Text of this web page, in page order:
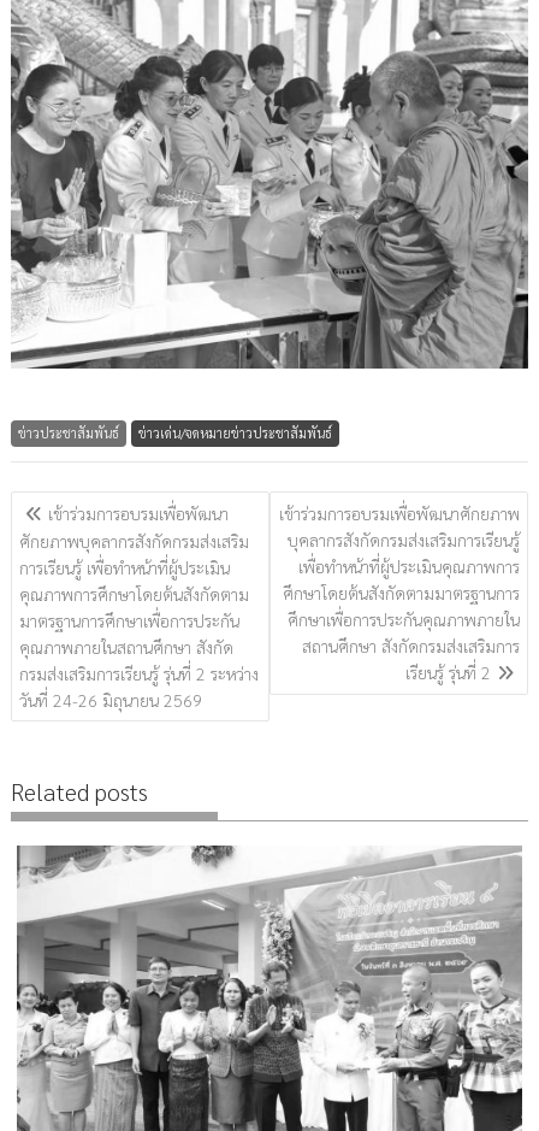
ข่าวประชาสัมพันธ์ ข่าวเด่น/จดหมายข่าวประชาสัมพันธ์
แนะแนว
เรื่อง
เข้าร่วมการอบรมเพื่อพัฒนา
ศักยภาพบุคลากรสังกัดกรมส่งเสริม
การเรียนรู้ เพื่อทำหน้าที่ผู้ประเมิน
คุณภาพการศึกษาโดยต้นสังกัดตาม
มาตรฐานการศึกษาเพื่อการประกัน
คุณภาพภายในสถานศึกษา สังกัด
กรมส่งเสริมการเรียนรู้ รุ่นที่ 2 ระหว่าง
วันที่ 24-26 มิถุนายน 2569
เข้าร่วมการอบรมเพื่อพัฒนาศักยภาพ
บุคลากรสังกัดกรมส่งเสริมการเรียนรู้
เพื่อทำหน้าที่ผู้ประเมินคุณภาพการ
ศึกษาโดยต้นสังกัดตามมาตรฐานการ
ศึกษาเพื่อการประกันคุณภาพภายใน
สถานศึกษา สังกัดกรมส่งเสริมการ
เรียนรู้ รุ่นที่ 2
Related posts